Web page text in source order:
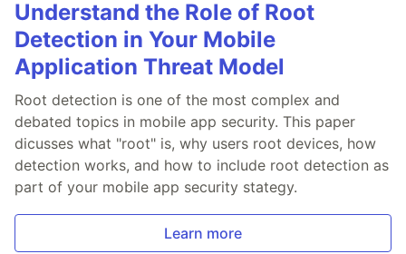
Understand the Role of Root
Detection in Your Mobile
Application Threat Model
Root detection is one of the most complex and
debated topics in mobile app security. This paper
dicusses what "root" is, why users root devices, how
detection works, and how to include root detection as
part of your mobile app security stategy.
Learn more